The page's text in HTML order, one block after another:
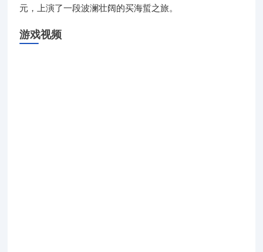
元，上演了一段波澜壮阔的买海蜇之旅。
游戏视频